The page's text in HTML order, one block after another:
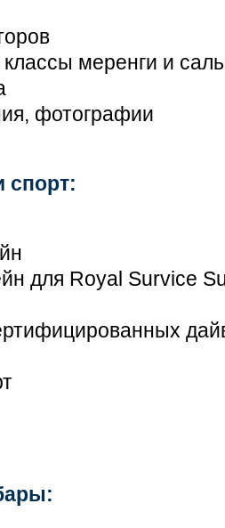
меренги и
фотографии
спорт:
для Royal Survice